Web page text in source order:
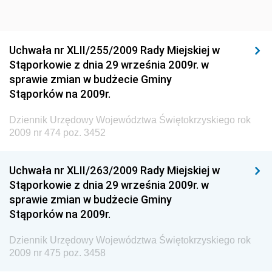
Dziennik Urzędowy Ministra Budownictwa i Przemysłu
Materiałów Budowlanych
Dziennik Urzędowy Ministra Infrastruktury i Rozwoju
Dziennik Urzędowy Głównego Inspektoratu Ochrony
Środowiska
Dziennik Urzędowy Generalnej Dyrekcji Ochrony
Dziennik Urzędowy Ministerstwa Administracji,
Gospodarki Terenowej i Ochrony Środowiska
Dziennik Urzędowy Ministerstwa Administracji i
Gospodarki Przestrzennej
Dziennik Urzędowy Unii Europejskiej, L
Uchwała nr XLII/255/2009 Rady Miejskiej w
Stąporkowie z dnia 29 września 2009r. w
sprawie zmian w budżecie Gminy
Stąporków na 2009r.
Dziennik Urzędowy Województwa Świętokrzyskiego rok
2009 nr 474 poz. 3452
Uchwała nr XLII/263/2009 Rady Miejskiej w
Stąporkowie z dnia 29 września 2009r. w
sprawie zmian w budżecie Gminy
Stąporków na 2009r.
Dziennik Urzędowy Województwa Świętokrzyskiego rok
2009 nr 475 poz. 3458